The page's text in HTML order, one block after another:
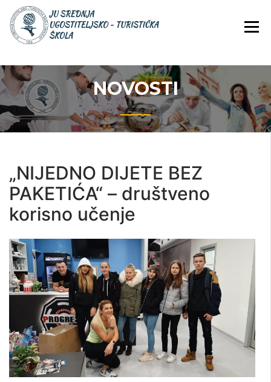
Skip
content
JU SREDNJA
NOVOSTI
„NIJEDNO DIJETE BEZ
PAKETIĆA“ – društveno
korisno učenje